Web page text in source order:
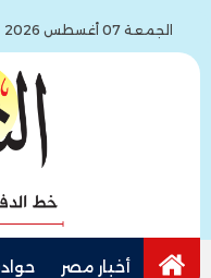
الجمعة 07 أغسطس 2026
أخبار مصر